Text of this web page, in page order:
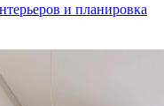
и планировка